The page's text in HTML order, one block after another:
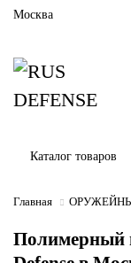
Москва
Каталог товаров
Главная
Полимерный